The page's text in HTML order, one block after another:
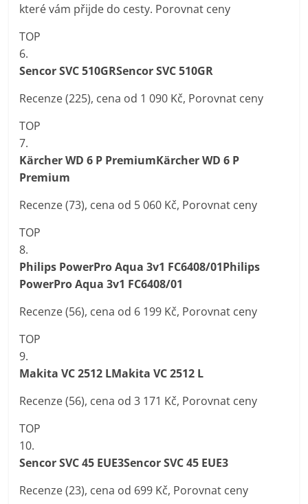
které vám přijde do cesty. Porovnat ceny
TOP
6.
Sencor SVC 510GRSencor SVC 510GR
Recenze (225), cena od 1 090 Kč, Porovnat ceny
TOP
7.
Kärcher WD 6 P PremiumKärcher WD 6 P
Premium
Recenze (73), cena od 5 060 Kč, Porovnat ceny
TOP
8.
Philips PowerPro Aqua 3v1 FC6408/01Philips
PowerPro Aqua 3v1 FC6408/01
Recenze (56), cena od 6 199 Kč, Porovnat ceny
TOP
9.
Makita VC 2512 LMakita VC 2512 L
Recenze (56), cena od 3 171 Kč, Porovnat ceny
TOP
10.
Sencor SVC 45 EUE3Sencor SVC 45 EUE3
Recenze (23), cena od 699 Kč, Porovnat ceny